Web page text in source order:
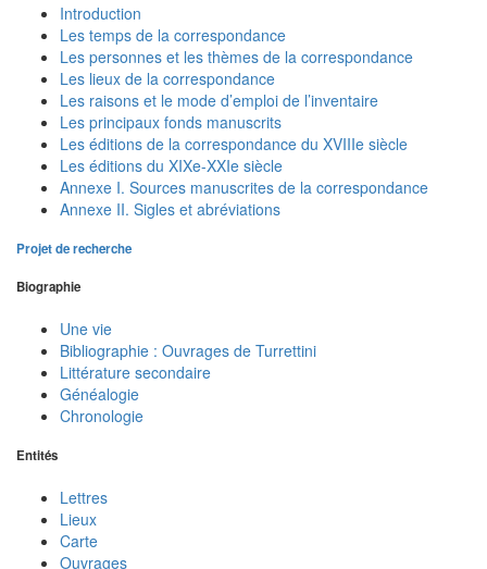
Introduction
Les temps de la correspondance
Les personnes et les thèmes de la correspondance
Les lieux de la correspondance
Les raisons et le mode d’emploi de l’inventaire
Les principaux fonds manuscrits
Les éditions de la correspondance du XVIIIe siècle
Les éditions du XIXe-XXIe siècle
Annexe I. Sources manuscrites de la correspondance
Annexe II. Sigles et abréviations
Projet de recherche
Biographie
Une vie
Bibliographie : Ouvrages de Turrettini
Littérature secondaire
Généalogie
Chronologie
Entités
Lettres
Lieux
Carte
Ouvrages